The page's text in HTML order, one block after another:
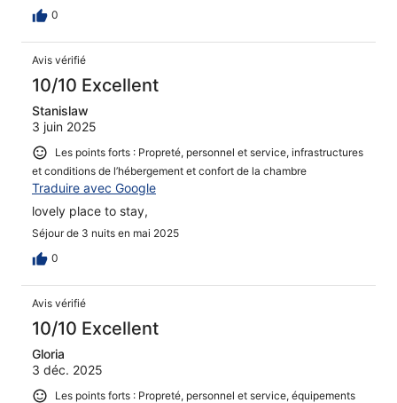
0
Avis vérifié
10/10 Excellent
Stanislaw
3 juin 2025
Les points forts : Propreté, personnel et service, infrastructures
et conditions de l’hébergement et confort de la chambre
Traduire avec Google
lovely place to stay,
Séjour de 3 nuits en mai 2025
0
Avis vérifié
10/10 Excellent
Gloria
3 déc. 2025
Les points forts : Propreté, personnel et service, équipements